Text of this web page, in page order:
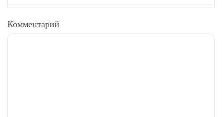
Комментарий